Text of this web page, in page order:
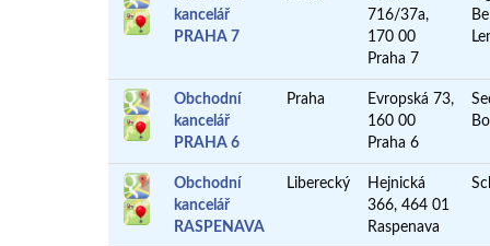
kancelář
PRAHA 7
716/37a,
170 00
Praha 7
Obchodní
kancelář
PRAHA 6
Praha
Evropská 73,
160 00
Praha 6
Obchodní
kancelář
RASPENAVA
Liberecký
Hejnická
366, 464 01
Raspenava